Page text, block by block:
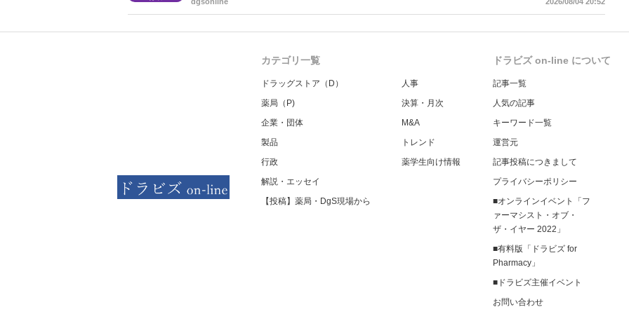
カテゴリ一覧
ドラッグストア（D）
薬局（P)
企業・団体
製品
行政
解説・エッセイ
【投稿】薬局・DgS現場から
人事
決算・月次
M&A
トレンド
薬学生向け情報
ドラビズ on-line について
記事一覧
人気の記事
キーワード一覧
運営元
記事投稿につきまして
プライバシーポリシー
■オンラインイベント「フ
ァーマシスト・オブ・
ザ・イヤー 2022」
■有料版「ドラビズ for
Pharmacy」
■ドラビズ主催イベント
お問い合わせ